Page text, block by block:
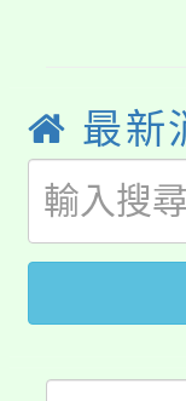
徵
局官
8月
開!
115
田
桃
視
最新